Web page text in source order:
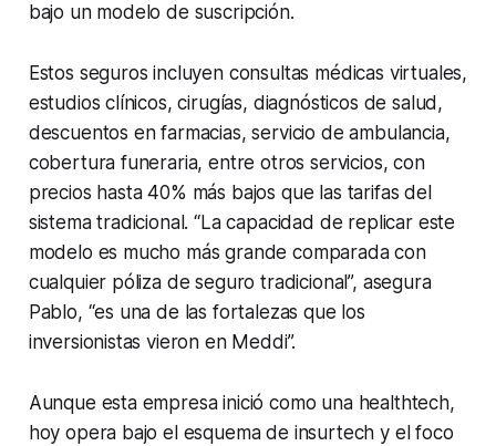
bajo un modelo de suscripción.
Estos seguros incluyen consultas médicas virtuales,
estudios clínicos, cirugías, diagnósticos de salud,
descuentos en farmacias, servicio de ambulancia,
cobertura funeraria, entre otros servicios, con
precios hasta 40% más bajos que las tarifas del
sistema tradicional. “La capacidad de replicar este
modelo es mucho más grande comparada con
cualquier póliza de seguro tradicional”, asegura
Pablo, “es una de las fortalezas que los
inversionistas vieron en Meddi”.
Aunque esta empresa inició como una healthtech,
hoy opera bajo el esquema de insurtech y el foco